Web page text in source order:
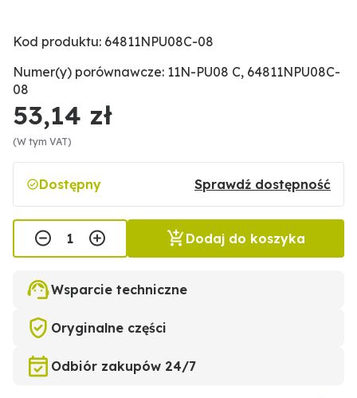
Kod produktu: 64811NPU08C-08
Numer(y) porównawcze: 11N-PU08 C, 64811NPU08C-
08
53,14 zł
(W tym VAT)
Dostępny Sprawdź dostępność
Dodaj do koszyka
Wsparcie techniczne
Oryginalne części
Odbiór zakupów 24/7